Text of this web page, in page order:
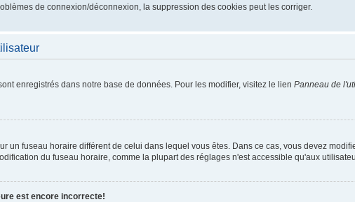
de connexion/déconnexion, la suppression des cookies peut les corriger.
enregistrés dans notre base de données. Pour les modifier, visitez le lien Panneau de
un fuseau horaire différent de celui dans lequel vous êtes. Dans ce cas, vous devez
du fuseau horaire, comme la plupart des réglages n'est accessible qu'aux
est encore incorrecte!